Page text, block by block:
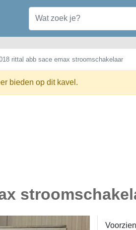
rittal abb sace emax stroomschakelaar
bieden op dit kavel.